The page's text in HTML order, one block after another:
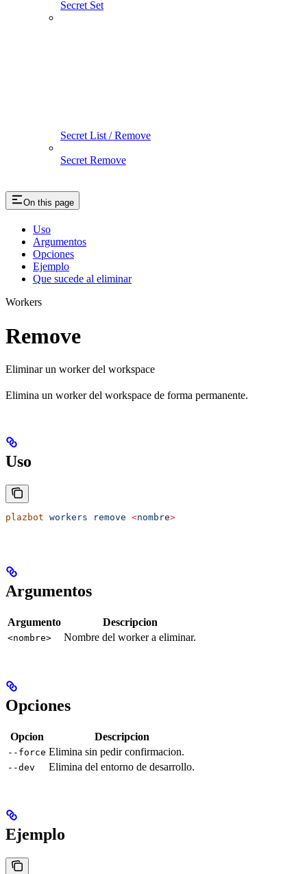
Secret Set
Secret List / Remove
Secret Remove
On this page
Uso
Argumentos
Opciones
Ejemplo
Que sucede al eliminar
Workers
Remove
Eliminar un worker del workspace
Elimina un worker del workspace de forma permanente.
Uso
plazbot workers remove <nombre>
Argumentos
Argumento Descripcion
<nombre> Nombre del worker a eliminar.
Opciones
Opcion Descripcion
--force Elimina sin pedir confirmacion.
--dev Elimina del entorno de desarrollo.
Ejemplo